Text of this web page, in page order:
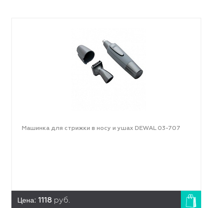
Машинка для стрижки в носу и ушах DEWAL 03-707
Цена: 1118 руб.